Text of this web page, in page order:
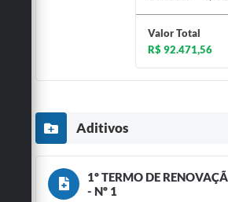
Valor Total
R$ 92.471,56
Aditivos
1º TERMO DE
- Nº 1
Tipo do termo: Termo Aditivo